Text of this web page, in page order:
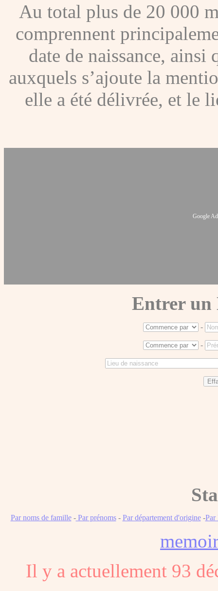
Au total plus de 20 000
comprennent
date de naissance, ainsi
auxquels s’ajoute la
elle a été délivrée, et le
Google
Entrer un
-
-
Par noms de famille-Par prénoms- Par département d'origine-Par
Il y a actuellement 93